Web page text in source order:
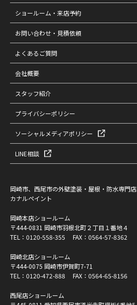
ショールーム・来店予約
お問い合わせ・見積依頼
よくあるご質問
会社概要
スタッフ紹介
プライバシーポリシー
ソーシャルメディアポリシー
LINE相談
岡崎市、西尾市の外壁塗装・屋根・防水専門店
カナルペイント
岡崎本店ショールーム
〒444-0831 岡崎市羽根北町２丁目１番地４
TEL： 0120-558-355 FAX：0564-57-8362
岡崎北店ショールーム
〒444-0075 岡崎市伊賀町7-71
TEL： 0120-472-888 FAX：0564-65-8156
西尾店ショールーム